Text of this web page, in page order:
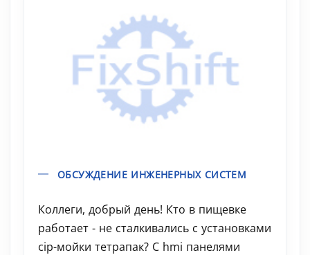
ОБСУЖДЕНИЕ ИНЖЕНЕРНЫХ СИСТЕМ
Коллеги, добрый день! Кто в пищевке
работает - не сталкивались с установками
cip-мойки тетрапак? С hmi панелями